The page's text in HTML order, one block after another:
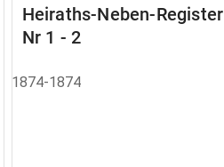
Heiraths-Neben-Register
Nr 1 - 2
1874-1874